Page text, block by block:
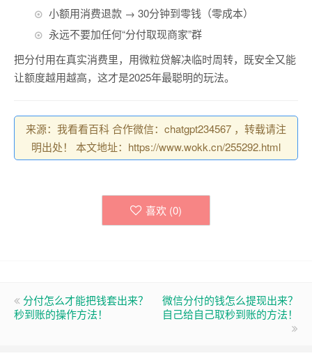
小额用消费退款 → 30分钟到零钱（零成本）
永远不要加任何“分付取现商家”群
把分付用在真实消费里，用微粒贷解决临时周转，既安全又能
让额度越用越高，这才是2025年最聪明的玩法。
来源：我看看百科 合作微信：chatgpt234567 ，转载请注
明出处！ 本文地址：https://www.wokk.cn/255292.html
喜欢 (0)
分付怎么才能把钱套出来？
秒到账的操作方法！
微信分付的钱怎么提现出来？
自己给自己取秒到账的方法！